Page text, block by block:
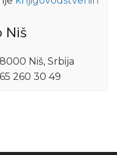
Niš
Niš, Srbija
260 30 49